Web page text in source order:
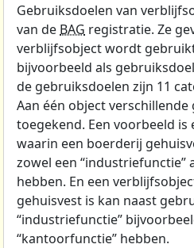
Gebruiksdoelen van
van de BAG registratie. Ze
verblijfsobject wordt
bijvoorbeeld als
de gebruiksdoelen zijn 11
Aan één object
toegekend. Een voorbeeld
waarin een boerderij
zowel een “industriefunctie”
hebben. En een
gehuisvest is kan naast
“industriefunctie”
“kantoorfunctie” hebben.